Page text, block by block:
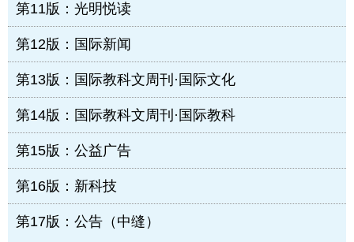
第11版：光明悦读
第12版：国际新闻
第13版：国际教科文周刊·国际文化
第14版：国际教科文周刊·国际教科
第15版：公益广告
第16版：新科技
第17版：公告（中缝）